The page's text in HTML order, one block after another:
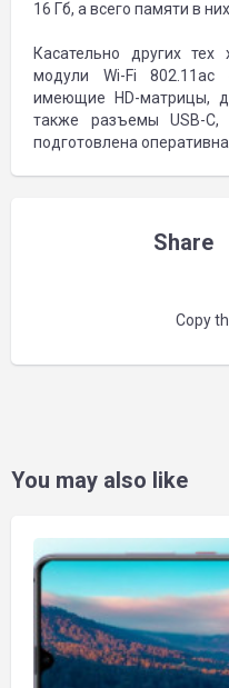
16 Гб, а всего памяти в
Касательно других тех
модули Wi-Fi
имеющие HD-матрицы,
также разъемы USB-
подготовлена
Share
Copy
You may also like